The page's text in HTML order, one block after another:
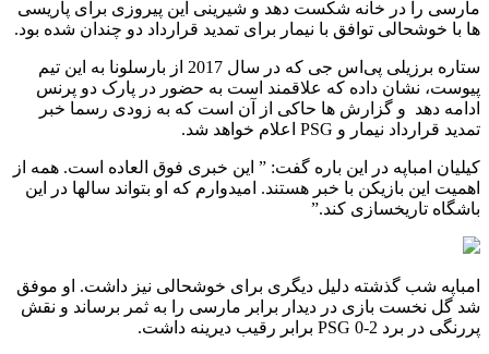
مارسی را در خانه شکست دهد و شیرینی این پیروزی برای پاریسی
ها با خوشحالی توافق با نیمار برای تمدید قرارداد دو چندان شده بود.
ستاره برزیلی پی‌اس جی که در
سال 2017 از بارسلونا به این تیم
پیوست، نشان داده که علاقمند است به حضور در پارک دو پرنس
ادامه دهد و گزارش ها حاکی از آن است که به زودی رسما خبر
تمدید قرارداد نیمار و PSG اعلام خواهد شد.
کیلیان امباپه در این باره گفت: ” این خبری فوق العاده است. همه از
اهمیت این بازیکن با خبر هستند. امیدوارم که او بتواند سالها در این
باشگاه تاریخسازی کند.”
امباپه شب گذشته دلیل دیگری برای خوشحالی نیز داشت. او موفق
شد گل نخست بازی در دیدار برابر مارسی را به ثمر برساند و نقش
پررنگی در برد 2-0
PSG برابر رقیب دیرینه داشت.